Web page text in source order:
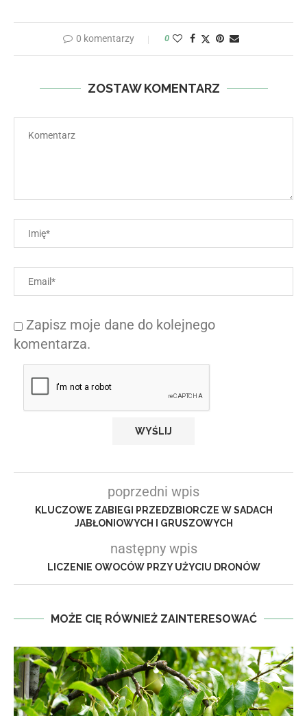
0 komentarzy 0
ZOSTAW KOMENTARZ
Zapisz moje dane do kolejnego
komentarza.
poprzedni wpis
KLUCZOWE ZABIEGI PRZEDZBIORCZE W SADACH
JABŁONIOWYCH I GRUSZOWYCH
następny wpis
LICZENIE OWOCÓW PRZY UŻYCIU DRONÓW
MOŻE CIĘ RÓWNIEŻ ZAINTERESOWAĆ